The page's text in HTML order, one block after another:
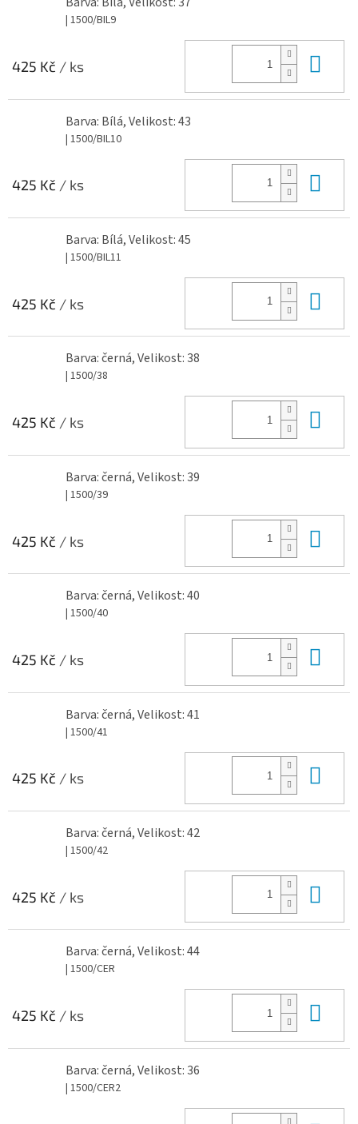
| 1500/BIL9
425 Kč / ks
Barva: Bílá, Velikost: 43
| 1500/BIL10
425 Kč / ks
Barva: Bílá, Velikost: 45
| 1500/BIL11
425 Kč / ks
Barva: černá, Velikost: 38
| 1500/38
425 Kč / ks
Barva: černá, Velikost: 39
| 1500/39
425 Kč / ks
Barva: černá, Velikost: 40
| 1500/40
425 Kč / ks
Barva: černá, Velikost: 41
| 1500/41
425 Kč / ks
Barva: černá, Velikost: 42
| 1500/42
425 Kč / ks
Barva: černá, Velikost: 44
| 1500/CER
425 Kč / ks
Barva: černá, Velikost: 36
| 1500/CER2